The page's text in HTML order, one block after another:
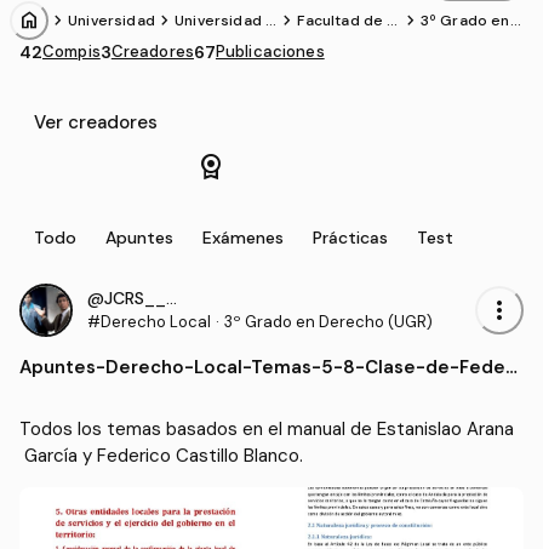
home chevron_forward Universidad chevron_forward Universidad d chevron_forwardFacultad de D chevron_forward 3º Grado en
42Compis3Creadores67Publicaciones
Ver creadores
license
Todo Apuntes Exámenes Prácticas Test
@JCRS____31
#Derecho Local · 3º Grado en Derecho (UGR) more_vert
Apuntes-Derecho-Local-Temas-5-8-Clase-de-Federi
e-Estanislao-Arana-Garcia-y-Federico-Casti
llo-Blanco.pdf
Todos los temas basados en el manual de Estanislao Arana
García y Federico Castillo Blanco.